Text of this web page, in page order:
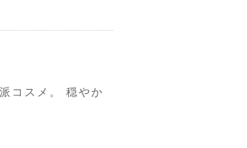
コスメ。 穏やか